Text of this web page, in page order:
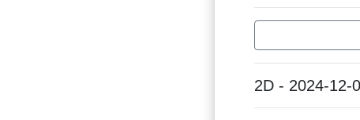
2D - 2024-12-